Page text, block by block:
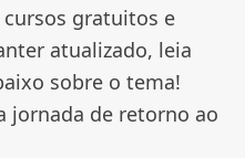
gratuitos e
atualizado, leia
sobre o tema!
jornada de retorno ao